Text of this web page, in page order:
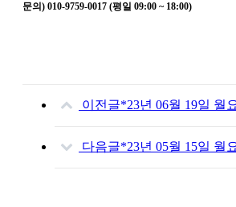
문의) 010-9759-0017 (평일 09:00 ~ 18:00)
이전글*23년 06월 19일 월요일 포항
다음글*23년 05월 15일 월요일 포항